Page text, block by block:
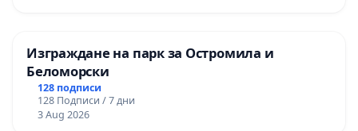
Изграждане на парк за Остромила и
Беломорски
128 подписи
128 Подписи / 7 дни
3 Aug 2026